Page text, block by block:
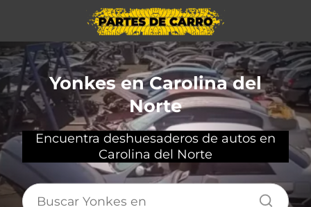
Yonkes en Carolina del
Norte
Encuentra deshuesaderos de autos en
Carolina del Norte